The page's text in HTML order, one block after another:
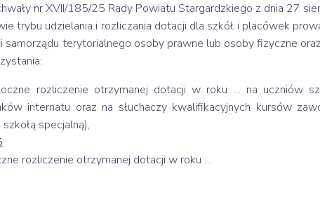
nr XVII/185/25 Rady Powiatu Stargardzkiego z dnia 27
trybu udzielania i rozliczania dotacji dla szkół i placówek
samorządu terytorialnego osoby prawne lub osoby fizyczne
rozliczenie otrzymanej dotacji w roku … na uczniów
internatu oraz na słuchaczy kwalifikacyjnych kursów
specjalną),
rozliczenie otrzymanej dotacji w roku …